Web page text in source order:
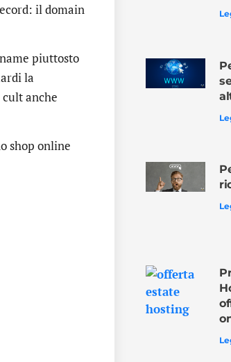
il domain
piuttosto
la
anche
shop online